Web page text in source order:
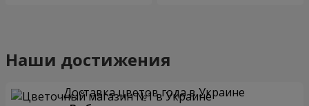
Наши достижения
Доставка цветов года в Украине